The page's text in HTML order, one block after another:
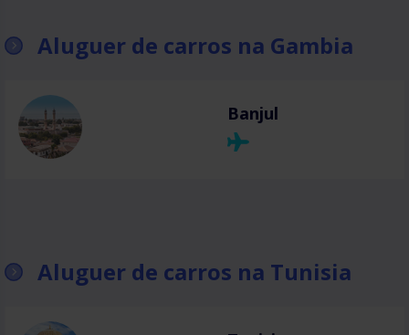
Aluguer de carros na Gambia
Banjul
Aluguer de carros na Tunisia